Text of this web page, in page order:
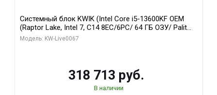
Системный блок KWIK (Intel Core i5-13600KF OEM
(Raptor Lake, Intel 7, C14 8EC/6PC/ 64 ГБ ОЗУ/ Palit
RTX5080 GAMINGPRO OC 16GB GDDR7 256bit 3xDP
Модель: KW-Live0067
318 713 руб.
В наличии